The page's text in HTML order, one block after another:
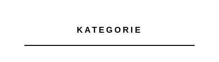
KATEGORIE